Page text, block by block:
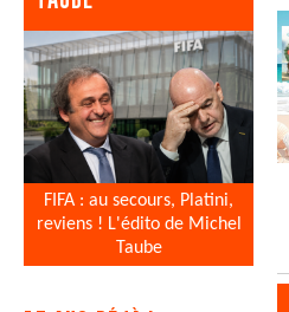
FIFA : au secours, Platini,
reviens ! L'édito de Michel
Taube